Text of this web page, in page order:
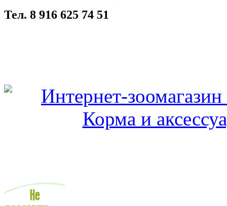
Тел. 8 916 625 74 51